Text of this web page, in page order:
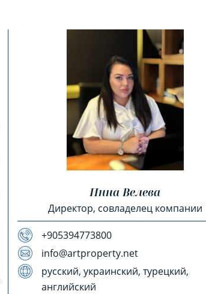
Инна Велева
Директор, совладелец компании
+905394773800
info@artproperty.net
русский, украинский, турецкий,
английский